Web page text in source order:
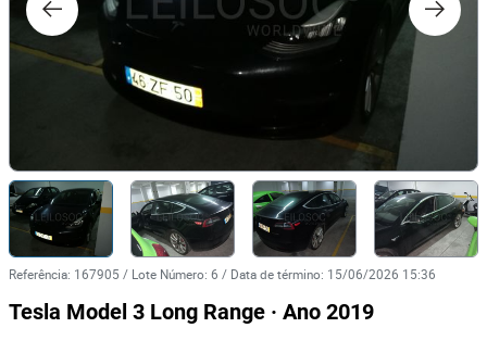
Referência: 167905 / Lote Número: 6 / Data de término: 15/06/2026 15:36
Tesla Model 3 Long Range · Ano 2019